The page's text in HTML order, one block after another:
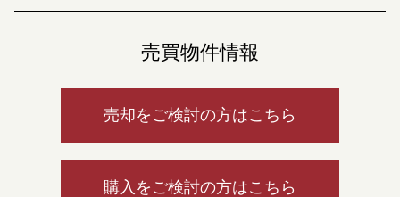
売買物件情報
売却をご検討の方はこちら
購入をご検討の方はこちら